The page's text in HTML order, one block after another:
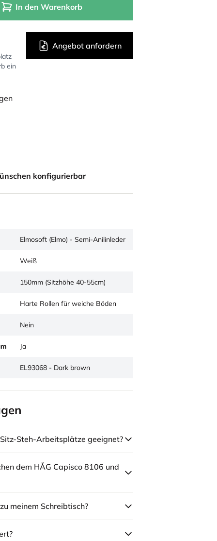
In den Warenkorb
ein
Angebot anfordern
konfigurierbar
Elmosoft (Elmo) - Semi-Anilinleder
Weiß
150mm (Sitzhöhe 40-55cm)
Harte Rollen für weiche Böden
Nein
Ja
EL93068 - Dark brown
Steh-Arbeitsplätze geeignet?
dem HÅG Capisco 8106 und
meinem Schreibtisch?